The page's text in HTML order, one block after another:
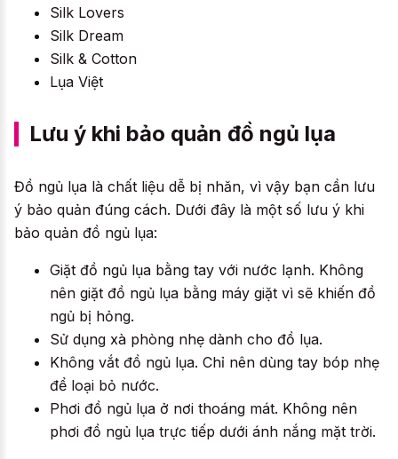
Silk Lovers
Silk Dream
Silk & Cotton
Lụa Việt
Lưu ý khi bảo quản đồ ngủ lụa
Đồ ngủ lụa là chất liệu dễ bị nhăn, vì vậy bạn cần lưu
ý bảo quản đúng cách. Dưới đây là một số lưu ý khi
bảo quản đồ ngủ lụa:
Giặt đồ ngủ lụa bằng tay với nước lạnh. Không
nên giặt đồ ngủ lụa bằng máy giặt vì sẽ khiến đồ
ngủ bị hỏng.
Sử dụng xà phòng nhẹ dành cho đồ lụa.
Không vắt đồ ngủ lụa. Chỉ nên dùng tay bóp nhẹ
để loại bỏ nước.
Phơi đồ ngủ lụa ở nơi thoáng mát. Không nên
phơi đồ ngủ lụa trực tiếp dưới ánh nắng mặt trời.